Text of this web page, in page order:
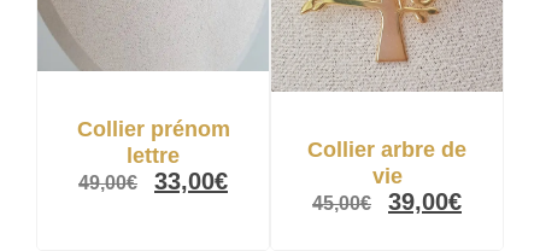
Collier prénom
lettre
49,00€ 33,00€
Collier arbre de
vie
45,00€ 39,00€